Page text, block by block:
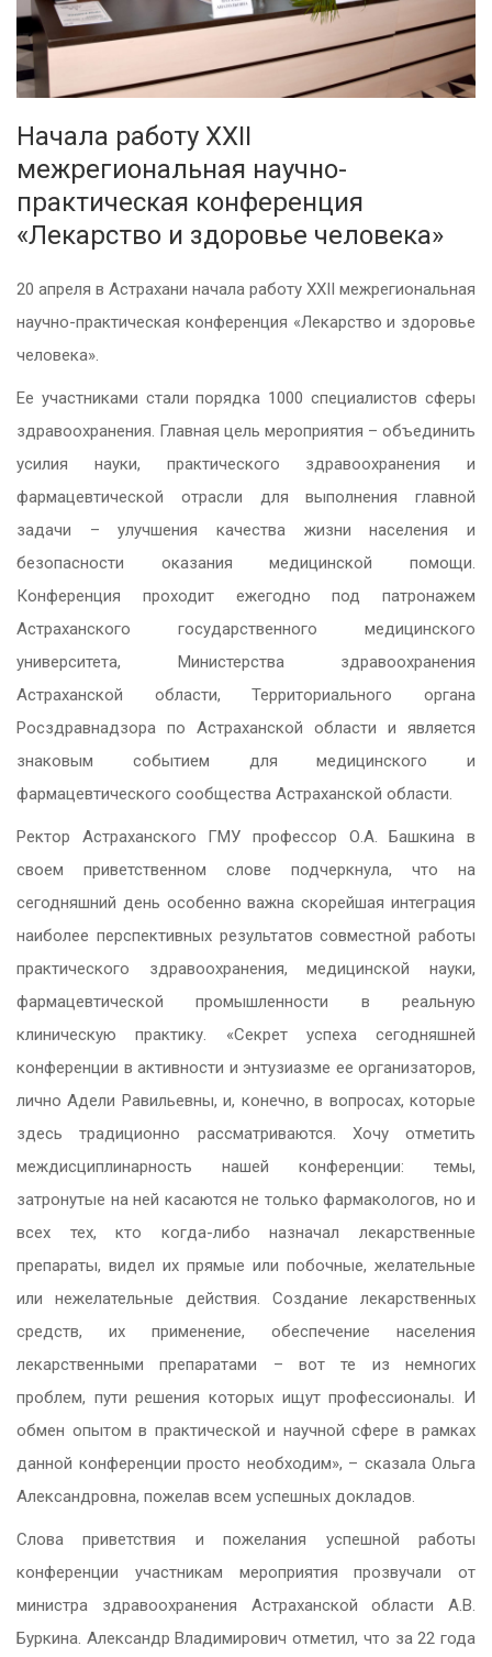
Начала работу XXII
межрегиональная научно-
практическая конференция
«Лекарство и здоровье человека»
20 апреля в Астрахани начала работу XXII межрегиональная
научно-практическая конференция «Лекарство и здоровье
человека».
Ее участниками стали порядка 1000 специалистов сферы
здравоохранения. Главная цель мероприятия – объединить
усилия науки, практического здравоохранения и
фармацевтической отрасли для выполнения главной
задачи – улучшения качества жизни населения и
безопасности оказания медицинской помощи.
Конференция проходит ежегодно под патронажем
Астраханского государственного медицинского
университета, Министерства здравоохранения
Астраханской области, Территориального органа
Росздравнадзора по Астраханской области и является
знаковым событием для медицинского и
фармацевтического сообщества Астраханской области.
Ректор Астраханского ГМУ профессор О.А. Башкина в
своем приветственном слове подчеркнула, что на
сегодняшний день особенно важна скорейшая интеграция
наиболее перспективных результатов совместной работы
практического здравоохранения, медицинской науки,
фармацевтической промышленности в реальную
клиническую практику. «Секрет успеха сегодняшней
конференции в активности и энтузиазме ее организаторов,
лично Адели Равильевны, и, конечно, в вопросах, которые
здесь традиционно рассматриваются. Хочу отметить
междисциплинарность нашей конференции: темы,
затронутые на ней касаются не только фармакологов, но и
всех тех, кто когда-либо назначал лекарственные
препараты, видел их прямые или побочные, желательные
или нежелательные действия. Создание лекарственных
средств, их применение, обеспечение населения
лекарственными препаратами – вот те из немногих
проблем, пути решения которых ищут профессионалы. И
обмен опытом в практической и научной сфере в рамках
данной конференции просто необходим», – сказала Ольга
Александровна, пожелав всем успешных докладов.
Слова приветствия и пожелания успешной работы
конференции участникам мероприятия прозвучали от
министра здравоохранения Астраханской области А.В.
Буркина. Александр Владимирович отметил, что за 22 года